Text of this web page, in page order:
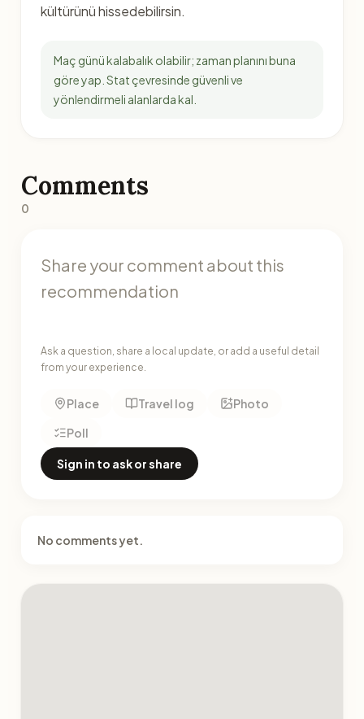
kültürünü hissedebilirsin.
Maç günü kalabalık olabilir; zaman planını buna
göre yap. Stat çevresinde güvenli ve
yönlendirmeli alanlarda kal.
Comments
0
Ask a question, share a local update, or add a useful detail
from your experience.
Place Travel log
Photo
Poll
Sign in to ask or share
No comments yet.